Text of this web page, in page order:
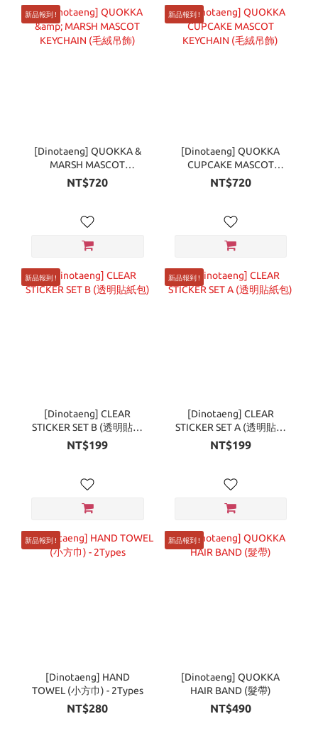
新品報到 !
[Dinotaeng] QUOKKA &
MARSH MASCOT
KEYCHAIN (毛絨吊飾)
NT$720
新品報到 !
[Dinotaeng] QUOKKA
CUPCAKE MASCOT
KEYCHAIN (毛絨吊飾)
NT$720
新品報到 !
[Dinotaeng] CLEAR
STICKER SET B (透明貼紙
包)
NT$199
新品報到 !
[Dinotaeng] CLEAR
STICKER SET A (透明貼紙
包)
NT$199
新品報到 !
[Dinotaeng] HAND
TOWEL (小方巾) - 2Types
NT$280
新品報到 !
[Dinotaeng] QUOKKA
HAIR BAND (髮帶)
NT$490